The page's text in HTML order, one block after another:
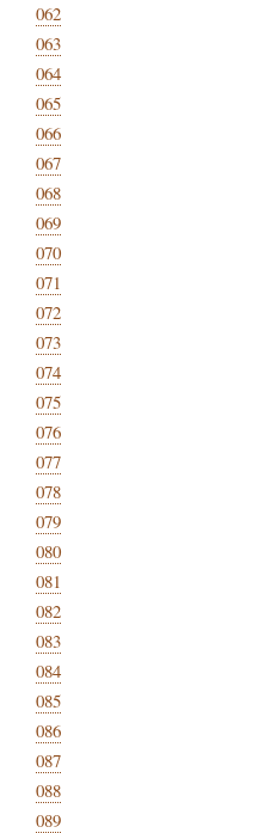
062
063
064
065
066
067
068
069
070
071
072
073
074
075
076
077
078
079
080
081
082
083
084
085
086
087
088
089